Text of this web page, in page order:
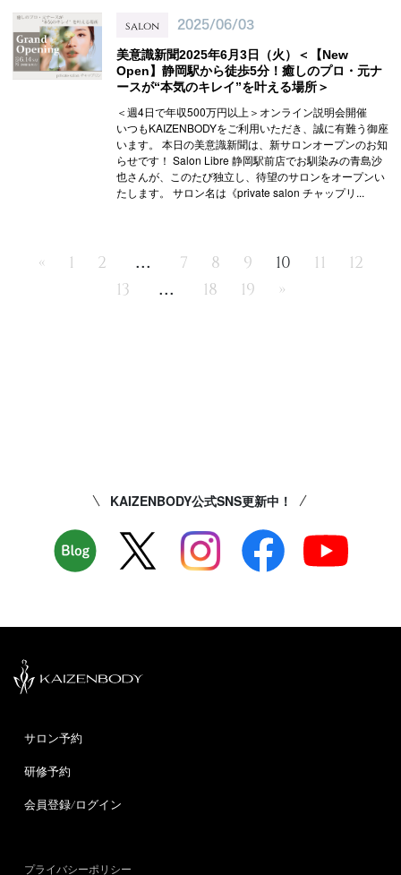
salon 2025/06/03
美意識新聞2025年6月3日（火）＜【New
Open】静岡駅から徒歩5分！癒しのプロ・元ナ
ースが“本気のキレイ”を叶える場所＞
＜週4日で年収500万円以上＞オンライン説明会開催
いつもKAIZENBODYをご利用いただき、誠に有難う御座
います。 本日の美意識新聞は、新サロンオープンのお知
らせです！ Salon Libre 静岡駅前店でお馴染みの青島沙
也さんが、このたび独立し、待望のサロンをオープンい
たします。 サロン名は《private salon チャップリ...
« 1 2 ... 7 8 9 10 11
12
13
... 18 19 »
KAIZENBODY公式SNS更新中！
サロン予約
研修予約
会員登録/ログイン
プライバシーポリシー